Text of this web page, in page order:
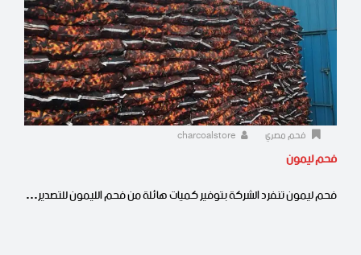
فحم مصري
فحم ليمون
فحم ليمون تنفرد الشركة بتوفير كميات هائلة من فحم الليمون للتصدير…